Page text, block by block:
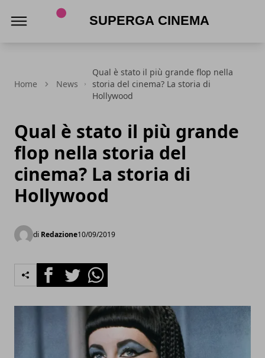
Home News
Qual è stato il più grande flop nella
storia del cinema? La storia di
Hollywood
Qual è stato il più grande
flop nella storia del
cinema? La storia di
Hollywood
di Redazione10/09/2019
FacebookTwitterWhatsapp